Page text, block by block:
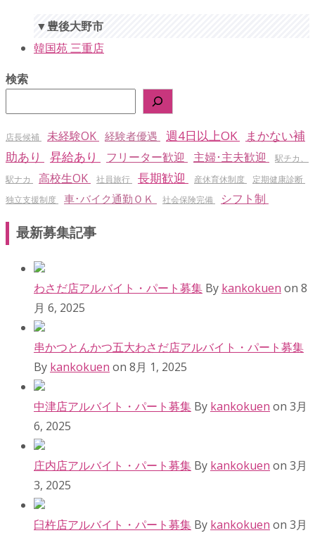
▼豊後大野市
韓国苑 三重店
検索
店長候補 未経験OK 経験者優遇 週4日以上OK
まかない補
助あり
昇給あり フリーター歓迎 主婦･主夫歓迎
駅チカ、
駅ナカ
高校生OK 社員旅行 長期歓迎 産休育休制度
定期健康診断
独立支援制度
車･バイク通勤ＯＫ 社会保険完備 シフト制
最新募集記事
わさだ店アルバイト・パート募集 By kankokuen on 8
月 6, 2025
串かつとんかつ五大わさだ店アルバイト・パート募集
By kankokuen on 8月 1, 2025
中津店アルバイト・パート募集 By kankokuen on 3月
6, 2025
庄内店アルバイト・パート募集 By kankokuen on 3月
3, 2025
臼杵店アルバイト・パート募集 By kankokuen on 3月